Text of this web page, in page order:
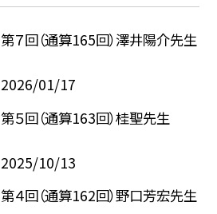
第７回（通算165回）澤井陽介先生
2026/01/17
第５回（通算163回）桂聖先生
2025/10/13
第４回（通算162回）野口芳宏先生